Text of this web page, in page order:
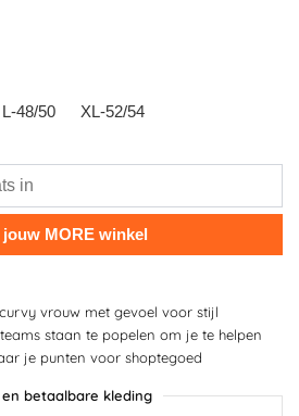
L-48/50 XL-52/54
vrouw met gevoel voor stijl
staan te popelen om je te helpen
je punten voor shoptegoed
betaalbare kleding